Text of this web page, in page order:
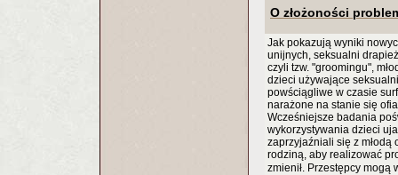
O złożoności
Jak pokazują wyniki
unijnych, seksualni
czyli tzw. "groomingu",
dzieci używające
powściągliwe w czasie
narażone na stanie się
Wcześniejsze badania
wykorzystywania dzieci
zaprzyjaźniali się z młodą
rodziną, aby realizować
zmienił. Przestępcy mogą